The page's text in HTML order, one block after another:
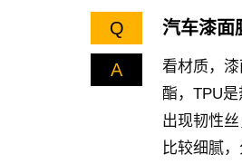
Q 汽车漆面
A
看材质，
酯，TPU
出现韧性
比较细腻